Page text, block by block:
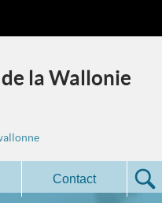
la Wallonie
Contact